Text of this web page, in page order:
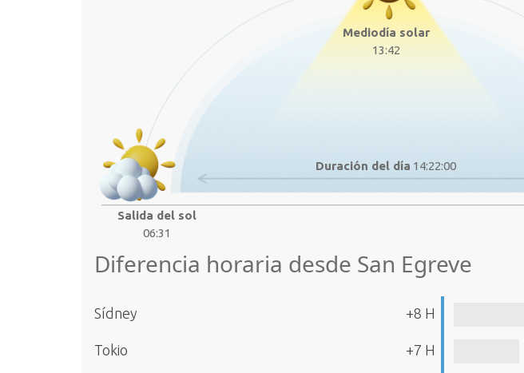
Mediodía solar
13:42
Duración del día 14:22:00
Salida del sol
06:31
Diferencia horaria desde San Egreve
Sídney +8 H
Tokio +7 H